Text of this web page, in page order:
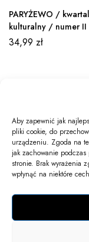
Aby zapewnić jak
pliki cookie, do
urządzeniu. Zgoda na
jak zachowanie
stronie. Brak wyrażenia
wpłynąć na niektóre
PARYŻEWO /
kulturalny / numer II
34,99 zł
Newsletter
Informacje
Twoje konto
Kontakt